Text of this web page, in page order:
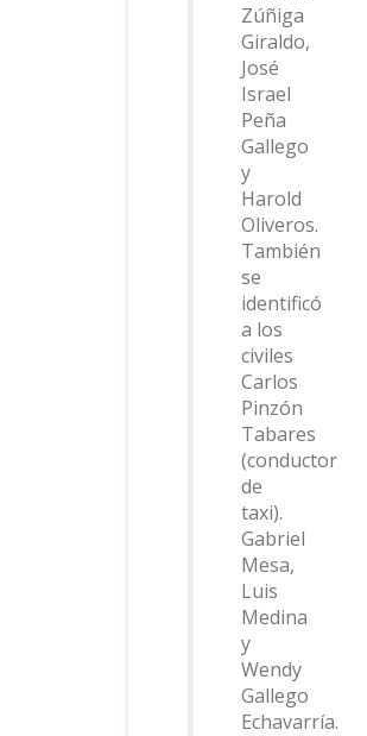
Zúñiga
Giraldo,
José
Israel
Peña
Gallego
y
Harold
Oliveros.
También
se
identificó
a los
civiles
Carlos
Pinzón
Tabares
(conductor
de
taxi).
Gabriel
Mesa,
Luis
Medina
y
Wendy
Gallego
Echavarría.